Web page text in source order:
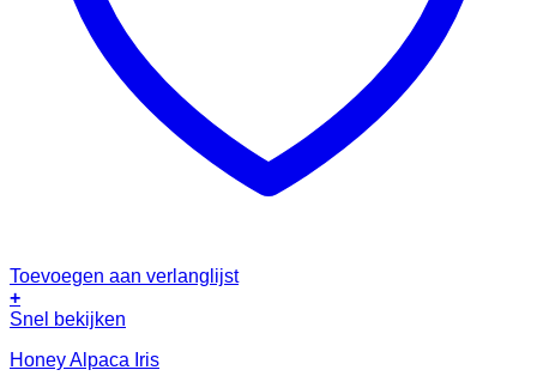
Toevoegen aan verlanglijst
+
Snel bekijken
Honey Alpaca Iris